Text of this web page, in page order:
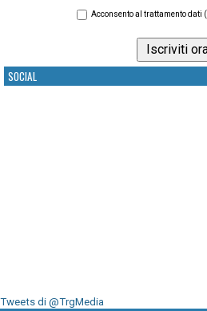
Acconsento al trattamento dati (
SOCIAL
Tweets di @TrgMedia